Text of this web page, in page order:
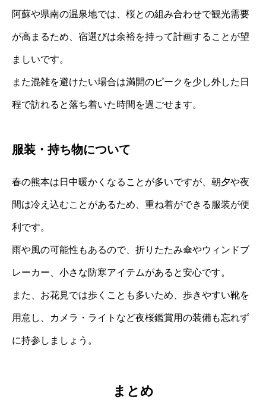
阿蘇や県南の温泉地では、桜との組み合わせで観光需要
が高まるため、宿選びは余裕を持って計画することが望
ましいです。
また混雑を避けたい場合は満開のピークを少し外した日
程で訪れると落ち着いた時間を過ごせます。
服装・持ち物について
春の熊本は日中暖かくなることが多いですが、朝夕や夜
間は冷え込むことがあるため、重ね着ができる服装が便
利です。
雨や風の可能性もあるので、折りたたみ傘やウィンドブ
レーカー、小さな防寒アイテムがあると安心です。
また、お花見では歩くことも多いため、歩きやすい靴を
用意し、カメラ・ライトなど夜桜鑑賞用の装備も忘れず
に持参しましょう。
まとめ